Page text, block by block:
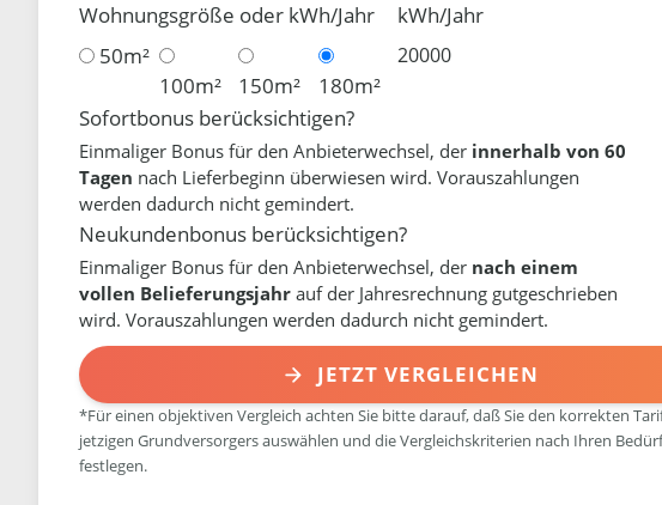
Wohnungsgröße oder kWh/Jahr
50m²
100m²
150m² 180m²
kWh/Jahr
Sofortbonus berücksichtigen?
Einmaliger Bonus für den Anbieterwechsel, der innerhalb von 60
Tagen nach Lieferbeginn überwiesen wird. Vorauszahlungen
werden dadurch nicht gemindert.
Neukundenbonus berücksichtigen?
Einmaliger Bonus für den Anbieterwechsel, der nach einem
vollen Belieferungsjahr auf der Jahresrechnung gutgeschrieben
wird. Vorauszahlungen werden dadurch nicht gemindert.
JETZT VERGLEICHEN
*Für einen objektiven Vergleich achten Sie bitte darauf, daß Sie den korrekten
jetzigen Grundversorgers auswählen und die Vergleichskriterien nach Ihren
festlegen.